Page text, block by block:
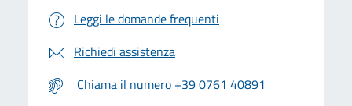
Leggi le domande frequenti
Richiedi assistenza
Chiama il numero +39 0761 40891